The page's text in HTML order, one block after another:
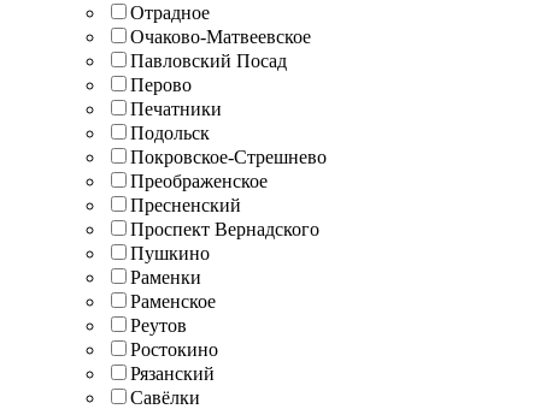
Отрадное
Очаково-Матвеевское
Павловский Посад
Перово
Печатники
Подольск
Покровское-Стрешнево
Преображенское
Пресненский
Проспект Вернадского
Пушкино
Раменки
Раменское
Реутов
Ростокино
Рязанский
Савёлки